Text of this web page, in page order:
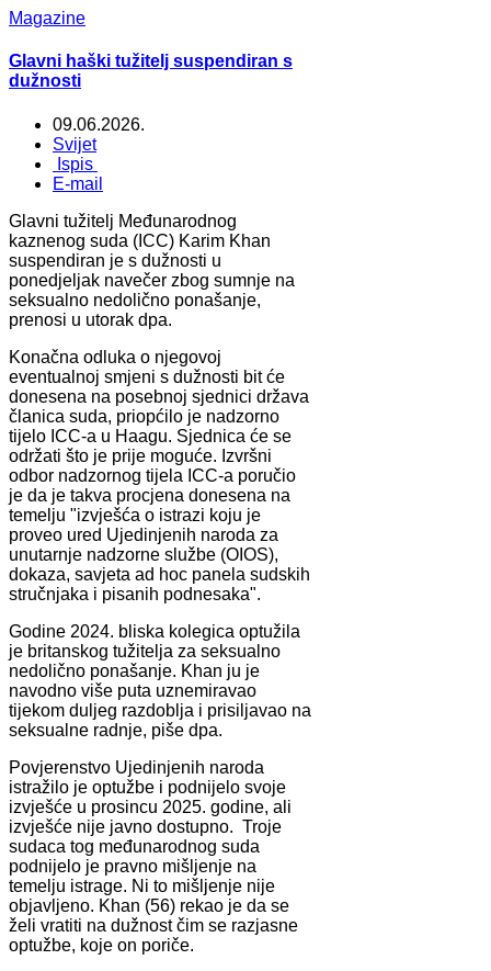
Magazine
Glavni haški tužitelj suspendiran s
dužnosti
09.06.2026.
Svijet
Ispis
E-mail
Glavni tužitelj Međunarodnog
kaznenog suda (ICC) Karim Khan
suspendiran je s dužnosti u
ponedjeljak navečer zbog sumnje na
seksualno nedolično ponašanje,
prenosi u utorak dpa.
Konačna odluka o njegovoj
eventualnoj smjeni s dužnosti bit će
donesena na posebnoj sjednici država
članica suda, priopćilo je nadzorno
tijelo ICC-a u Haagu. Sjednica će se
održati što je prije moguće. Izvršni
odbor nadzornog tijela ICC-a poručio
je da je takva procjena donesena na
temelju "izvješća o istrazi koju je
proveo ured Ujedinjenih naroda za
unutarnje nadzorne službe (OIOS),
dokaza, savjeta ad hoc panela sudskih
stručnjaka i pisanih podnesaka".
Godine 2024. bliska kolegica optužila
je britanskog tužitelja za seksualno
nedolično ponašanje. Khan ju je
navodno više puta uznemiravao
tijekom duljeg razdoblja i prisiljavao na
seksualne radnje, piše dpa.
Povjerenstvo Ujedinjenih naroda
istražilo je optužbe i podnijelo svoje
izvješće u prosincu 2025. godine, ali
izvješće nije javno dostupno. Troje
sudaca tog međunarodnog suda
podnijelo je pravno mišljenje na
temelju istrage. Ni to mišljenje nije
objavljeno. Khan (56) rekao je da se
želi vratiti na dužnost čim se razjasne
optužbe, koje on poriče.